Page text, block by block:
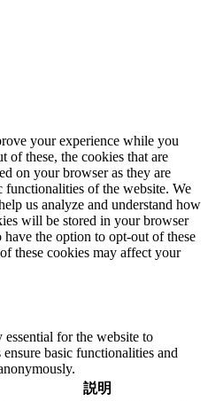
your experience while you
of these, the cookies that are
on your browser as they are
of the website. We
us analyze and understand how
will be stored in your browser
the option to opt-out of these
these cookies may affect your
essential for the website to
basic functionalities and
説明